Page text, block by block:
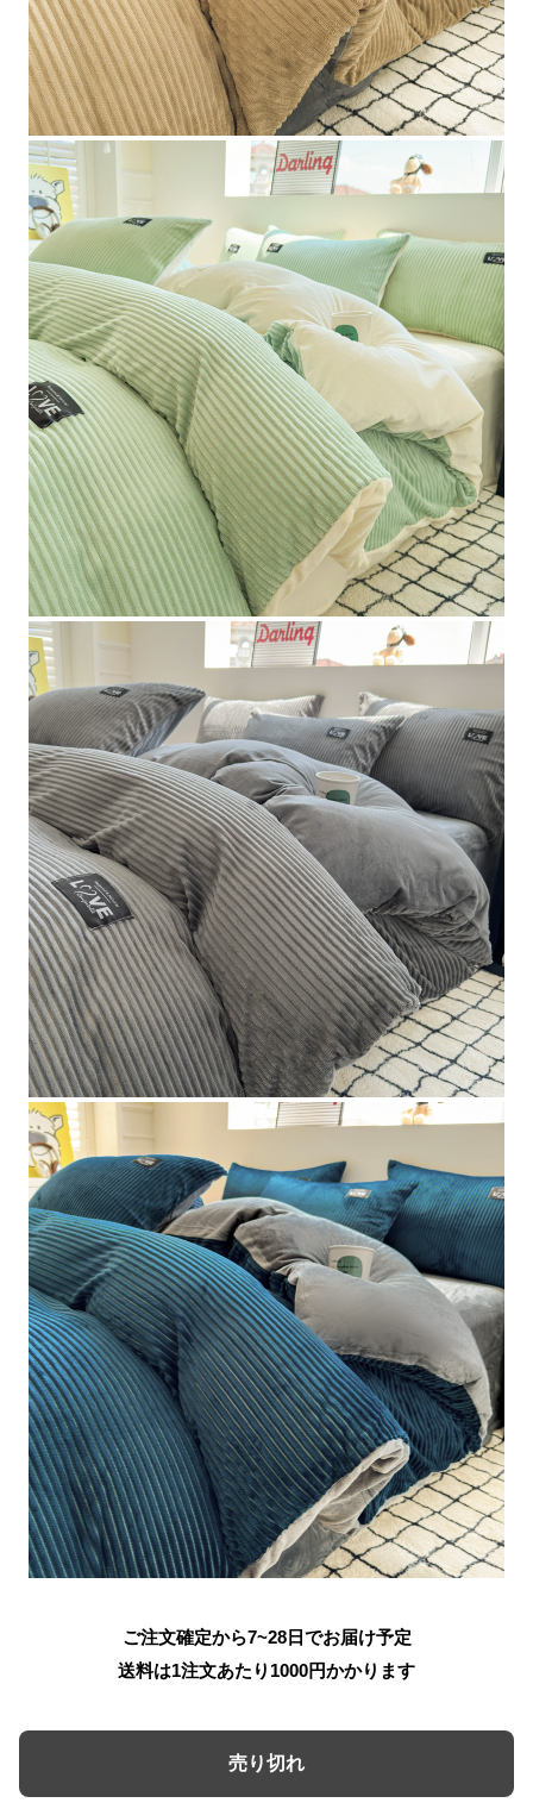
ご注文確定から7~28日でお届け予定
送料は1注文あたり 1000円かかります
売り切れ